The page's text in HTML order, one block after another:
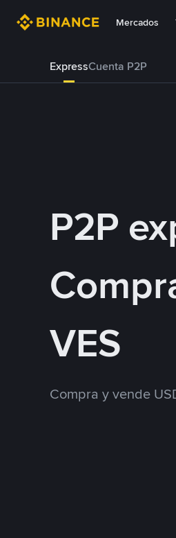
Mercados
ExpressCuenta P2P
P2P
VES
Compra y vende